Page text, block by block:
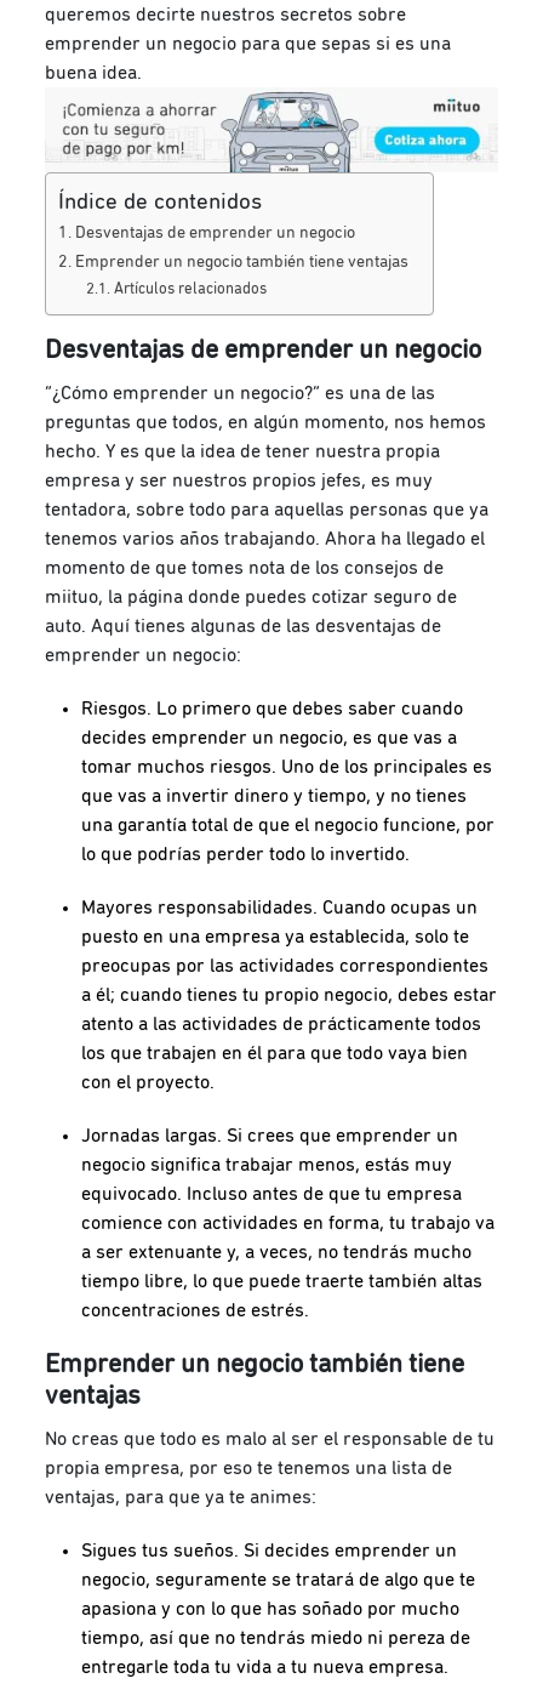
queremos decirte nuestros secretos sobre
emprender un negocio para que sepas si es una
buena idea.
Índice de contenidos
Desventajas de emprender un negocio
Emprender un negocio también tiene ventajas
Artículos relacionados
Desventajas de emprender un negocio
“¿Cómo emprender un negocio?” es una de las
preguntas que todos, en algún momento, nos hemos
hecho. Y es que la idea de tener nuestra propia
empresa y ser nuestros propios jefes, es muy
tentadora, sobre todo para aquellas personas que ya
tenemos varios años trabajando. Ahora ha llegado el
momento de que tomes nota de los consejos de
miituo, la página donde puedes cotizar seguro de
auto. Aquí tienes algunas de las desventajas de
emprender un negocio:
Riesgos. Lo primero que debes saber cuando
decides emprender un negocio, es que vas a
tomar muchos riesgos. Uno de los principales es
que vas a invertir dinero y tiempo, y no tienes
una garantía total de que el negocio funcione, por
lo que podrías perder todo lo invertido.
Mayores responsabilidades. Cuando ocupas un
puesto en una empresa ya establecida, solo te
preocupas por las actividades correspondientes
a él; cuando tienes tu propio negocio, debes estar
atento a las actividades de prácticamente todos
los que trabajen en él para que todo vaya bien
con el proyecto.
Jornadas largas. Si crees que emprender un
negocio significa trabajar menos, estás muy
equivocado. Incluso antes de que tu empresa
comience con actividades en forma, tu trabajo va
a ser extenuante y, a veces, no tendrás mucho
tiempo libre, lo que puede traerte también altas
concentraciones de estrés.
Emprender un negocio también tiene
ventajas
No creas que todo es malo al ser el responsable de tu
propia empresa, por eso te tenemos una lista de
ventajas, para que ya te animes:
Sigues tus sueños. Si decides emprender un
negocio, seguramente se tratará de algo que te
apasiona y con lo que has soñado por mucho
tiempo, así que no tendrás miedo ni pereza de
entregarle toda tu vida a tu nueva empresa.